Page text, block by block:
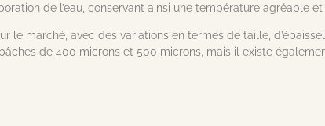
de l’eau, conservant ainsi une température agréable
le marché, avec des variations en termes de taille,
de 400 microns et 500 microns, mais il existe